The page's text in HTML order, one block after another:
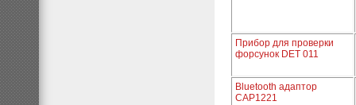
Прибор для проверки
форсунок DET 011
Bluetooth адаптор
CAP1221